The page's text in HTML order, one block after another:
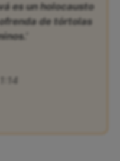
es un holocausto
de tórtolas